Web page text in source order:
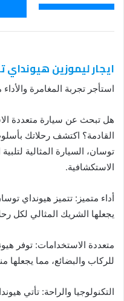
ايجار ليموزين هيونداي توسان
استأجر تجربة المغامرة
هل تبحث عن سيارة متعددة
القادمة؟ اكتشف رحلاتك
توسان، السيارة المثالية
الاستكشافية.
أداء متميز: تتميز هيونداي
يجعلها الشريك المثالي لكل
متعددة الاستخدامات: توفر
للركاب والبضائع، مما يجعلها
التكنولوجيا والراحة: تأتي